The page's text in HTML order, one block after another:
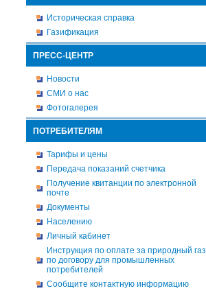
Историческая справка
Газификация
ПРЕСС-ЦЕНТР
Новости
СМИ о нас
Фотогалерея
ПОТРЕБИТЕЛЯМ
Тарифы и цены
Передача показаний счетчика
Получение квитанции по электронной
почте
Документы
Населению
Личный кабинет
Инструкция по оплате за природный газ
по договору для промышленных
потребителей
Сообщите контактную информацию